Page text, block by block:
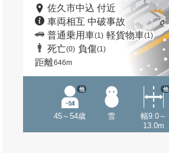
佐久市中込 付近
車両相互 中破事故
普通乗用車(1) 軽貨物車(1)
死亡(0) 負傷(1)
距離646m
45～54歳
他
雪
幅9.0～
13.0m
他